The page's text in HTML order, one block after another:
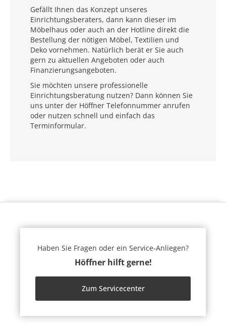
Gefällt Ihnen das Konzept unseres
Einrichtungsberaters, dann kann dieser im
Möbelhaus oder auch an der Hotline direkt die
Bestellung der nötigen Möbel, Textilien und
Deko vornehmen. Natürlich berät er Sie auch
gern zu aktuellen Angeboten oder auch
Finanzierungsangeboten.
Sie möchten unsere professionelle
Einrichtungsberatung nutzen? Dann können Sie
uns unter der Höffner Telefonnummer anrufen
oder nutzen schnell und einfach das
Terminformular.
Haben Sie Fragen oder ein Service-Anliegen?
Höffner hilft gerne!
Zum Servicecenter